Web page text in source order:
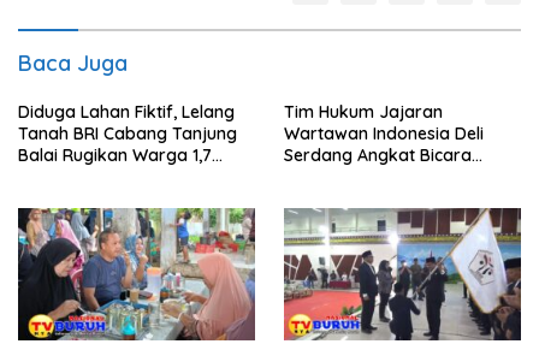
Baca Juga
Diduga Lahan Fiktif, Lelang
Tanah BRI Cabang Tanjung
Balai Rugikan Warga 1,7
Tim Hukum Jajaran
Wartawan Indonesia Deli
Serdang Angkat Bicara